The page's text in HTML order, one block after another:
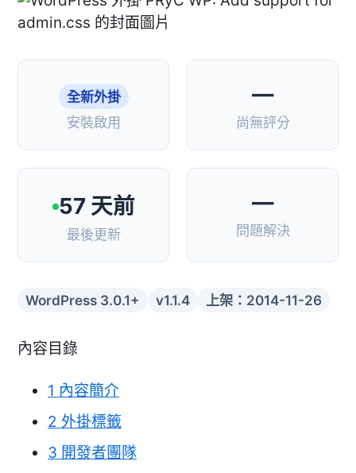
全新外掛
安裝啟用
—
尚無評分
57 天前
最後更新
—
問題解決
WordPress 3.0.1+ v1.1.4 上架：2014-11-26
內容目錄
1 內容簡介
2 外掛標籤
3 開發者團隊